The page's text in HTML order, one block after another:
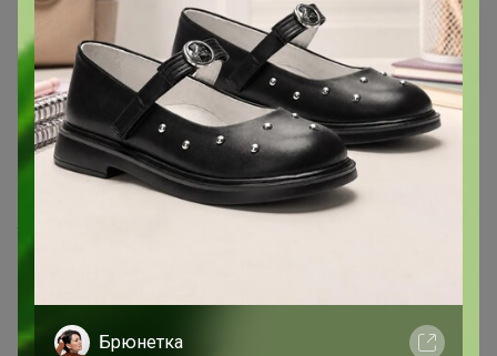
Юрист
Виртуоз СП
17 февраля, 2022 09:58
, добрый день! Скажите пожалуйста когда
ждём сп? До 23-го февраля не успеет прийти?
1 2
Брюнетка